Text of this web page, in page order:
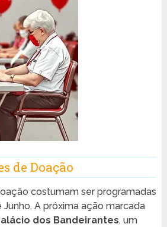
de Doação
costumam ser programadas
A próxima ação marcada
dos Bandeirantes, um